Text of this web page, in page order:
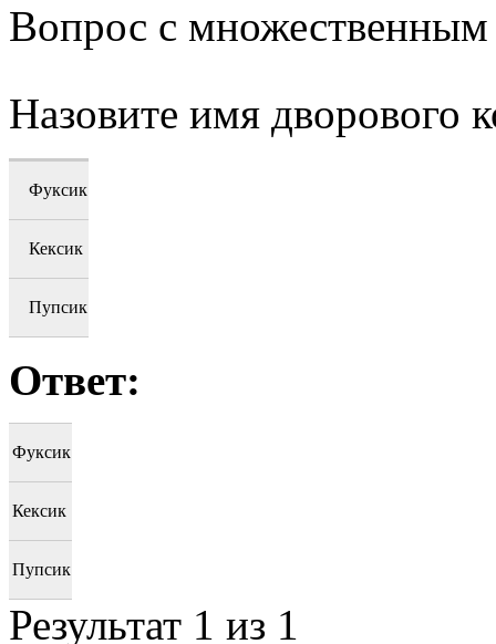
Вопрос с
Назовите имя дворового
Фуксик
Кексик
Пупсик
Ответ:
Фуксик
Кексик
Пупсик
Результат 1 из 1